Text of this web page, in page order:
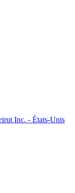
Inc. - États-Unis